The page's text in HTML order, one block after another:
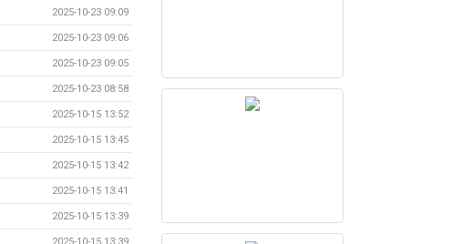
2025-10-23 09:09
2025-10-23 09:06
2025-10-23 09:05
2025-10-23 08:58
2025-10-15 13:52
2025-10-15 13:45
2025-10-15 13:42
2025-10-15 13:41
2025-10-15 13:39
2025-10-15 13:39